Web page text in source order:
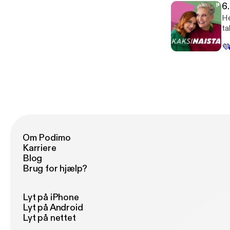
💜
Om Podimo
Karriere
Blog
Brug for hjælp?
Lyt på iPhone
Lyt på Android
Lyt på nettet